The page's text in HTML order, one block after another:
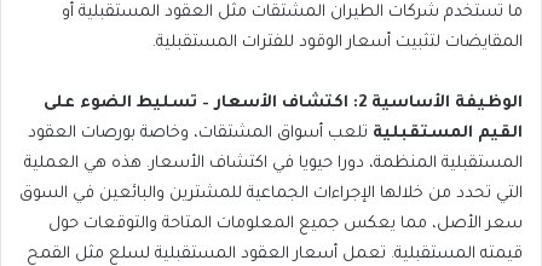
ما تستخدم شركات الطيران المشتقات مثل العقود المستقبلية أو
المقايضات لتثبيت أسعار الوقود للفترات المستقبلية.
الوظيفة الأساسية 2: اكتشاف الأسعار – تسليط الضوء على
القيم المستقبلية تلعب أسواق المشتقات، وخاصة بورصات العقود
المستقبلية المنظمة، دورا حيويا في اكتشاف الأسعار. هذه هي العملية
التي تحدد من خلالها الإجراءات الجماعية للمشترين والبائعين في السوق
سعر الأصل، مما يعكس جميع المعلومات المتاحة والتوقعات حول
قيمته المستقبلية. تعمل أسعار العقود المستقبلية لسلع مثل القمح